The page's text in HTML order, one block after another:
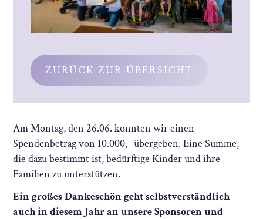
ZURÜCK ZUR ÜBERSICHT
Am Montag, den 26.06. konnten wir einen
Spendenbetrag von 10.000,- übergeben. Eine Summe,
die dazu bestimmt ist, bedürftige Kinder und ihre
Familien zu unterstützen.
Ein großes Dankeschön geht selbstverständlich
auch in diesem Jahr an unsere Sponsoren und